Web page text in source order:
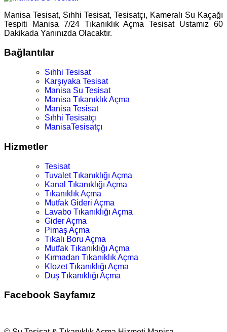
Manisa Tesisat, Sıhhi Tesisat, Tesisatçı, Kameralı Su Kaçağı
Tespiti Manisa 7/24 Tıkanıklık Açma Tesisat Ustamız 60
Dakikada Yanınızda Olacaktır.
Bağlantılar
Sıhhi Tesisat
Karşıyaka Tesisat
Manisa Su Tesisat
Manisa Tıkanıklık Açma
Manisa Tesisat
Sıhhi Tesisatçı
ManisaTesisatçı
Hizmetler
Tesisat
Tuvalet Tıkanıklığı Açma
Kanal Tıkanıklığı Açma
Tıkanıklık Açma
Mutfak Gideri Açma
Lavabo Tıkanıklığı Açma
Gider Açma
Pimaş Açma
Tıkalı Boru Açma
Mutfak Tıkanıklığı Açma
Kırmadan Tıkanıklık Açma
Klozet Tıkanıklığı Açma
Duş Tıkanıklığı Açma
Facebook Sayfamız